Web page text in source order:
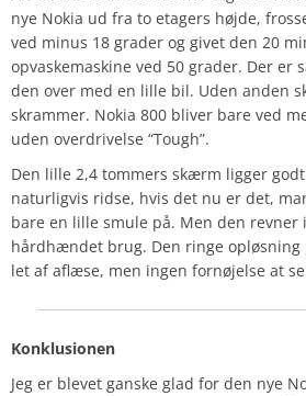
nye Nokia ud fra to etagers højde,
ved minus 18 grader og givet den 20
opvaskemaskine ved 50 grader. Der er
den over med en lille bil. Uden anden
skrammer. Nokia 800 bliver bare ved
uden overdrivelse “Tough”.
Den lille 2,4 tommers skærm ligger
naturligvis ridse, hvis det nu er det,
bare en lille smule på. Men den revner
hårdhændet brug. Den ringe opløsning
let af aflæse, men ingen fornøjelse at
Konklusionen
Jeg er blevet ganske glad for den nye